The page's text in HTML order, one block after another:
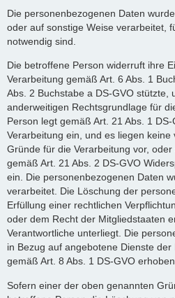
Die personenbezogenen Daten
oder auf sonstige Weise verarbeitet,
notwendig sind.
Die betroffene Person widerruft ihre
Verarbeitung gemäß Art. 6 Abs. 1
Abs. 2 Buchstabe a DS-GVO stützte,
anderweitigen Rechtsgrundlage für
Person legt gemäß Art. 21 Abs. 1
Verarbeitung ein, und es liegen
Gründe für die Verarbeitung vor,
gemäß Art. 21 Abs. 2 DS-GVO
ein. Die personenbezogenen Daten
verarbeitet. Die Löschung der
Erfüllung einer rechtlichen
oder dem Recht der Mitgliedstaaten
Verantwortliche unterliegt. Die
in Bezug auf angebotene Dienste
gemäß Art. 8 Abs. 1 DS-GVO
Sofern einer der oben genannten